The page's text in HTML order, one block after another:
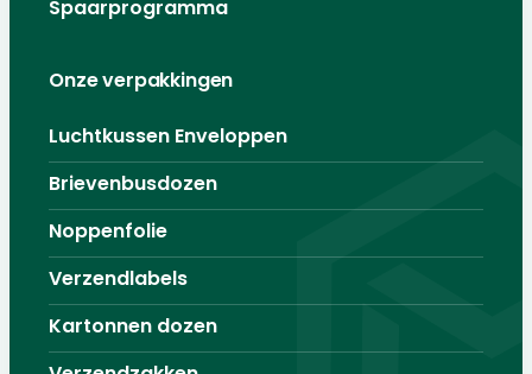
Spaarprogramma
Onze verpakkingen
Luchtkussen Enveloppen
Brievenbusdozen
Noppenfolie
Verzendlabels
Kartonnen dozen